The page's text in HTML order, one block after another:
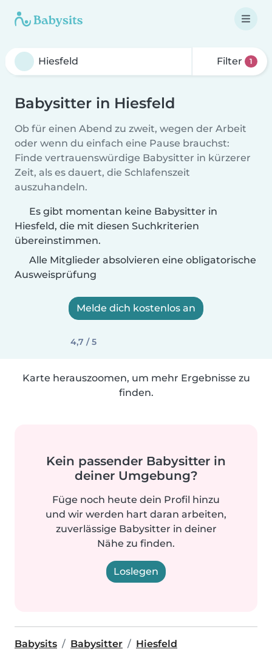
Filter 1
Babysitter in Hiesfeld
Ob für einen Abend zu zweit, wegen der Arbeit
oder wenn du einfach eine Pause brauchst:
Finde vertrauenswürdige Babysitter in kürzerer
Zeit, als es dauert, die Schlafenszeit
auszuhandeln.
Es gibt momentan keine Babysitter in
Hiesfeld, die mit diesen Suchkriterien
übereinstimmen.
Alle Mitglieder absolvieren eine obligatorische
Ausweisprüfung
Melde dich kostenlos an
4,7 / 5
Karte herauszoomen, um mehr Ergebnisse zu
finden.
Kein passender Babysitter in
deiner Umgebung?
Füge noch heute dein Profil hinzu
und wir werden hart daran arbeiten,
zuverlässige Babysitter in deiner
Nähe zu finden.
Loslegen
Babysits Babysitter Hiesfeld